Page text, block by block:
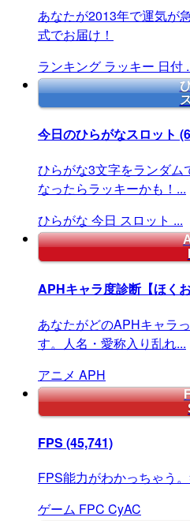
あなたが2013年で運気が
式でお届け！
ランキング ラッキー 日付
今日のひらがなスロット
ひらがな3文字をランダム
なったらラッキーかも！...
ひらがな 今日 スロット ...
APHキャラ度診断【ほく
あなたがどのAPHキャラ
す。人名・愛称入り乱れ...
アニメ APH
FPS (45,741)
FPS能力がわかっちゃう
ゲーム FPC CyAC